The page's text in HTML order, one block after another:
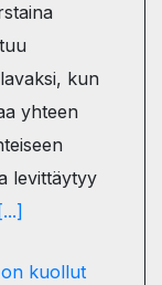
kun
yhteen
levittäytyy
[...]
on kuollut